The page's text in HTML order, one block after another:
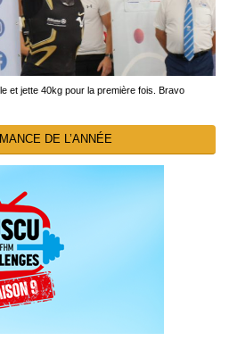
et jette 40kg pour la première fois. Bravo
DE L’ANNÉE